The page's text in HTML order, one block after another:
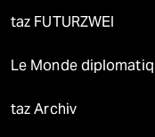
taz FUTURZWEI
Le Monde
taz Archiv